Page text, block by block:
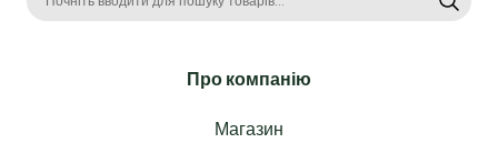
Про компанію
Магазин